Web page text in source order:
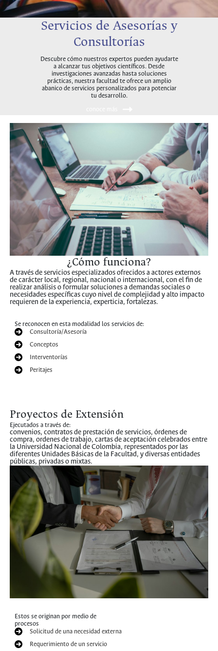
Servicios de Asesorías y
Consultorías
Descubre cómo nuestros expertos pueden ayudarte
a alcanzar tus objetivos científicos. Desde
investigaciones avanzadas hasta soluciones
prácticas, nuestra facultad te ofrece un amplio
abanico de servicios personalizados para potenciar
tu desarrollo.
¿Cómo funciona?
A través de servicios especializados ofrecidos a actores externos
de carácter local, regional, nacional o internacional, con el fin de
realizar análisis o formular soluciones a demandas sociales o
necesidades específicas cuyo nivel de complejidad y alto impacto
requieren de la experiencia, experticia, fortalezas.
Se reconocen en esta modalidad los servicios de:
Consultoría/Asesoría
Conceptos
Interventorías
Peritajes
Proyectos de Extensión
Ejecutados a través de:
convenios, contratos de prestación de servicios, órdenes de
compra, ordenes de trabajo, cartas de aceptación celebrados entre
la Universidad Nacional de Colombia, representados por las
diferentes Unidades Básicas de la Facultad, y diversas entidades
públicas, privadas o mixtas.
Estos se originan por medio de
procesos
Solicitud de una necesidad externa
Requerimiento de un servicio